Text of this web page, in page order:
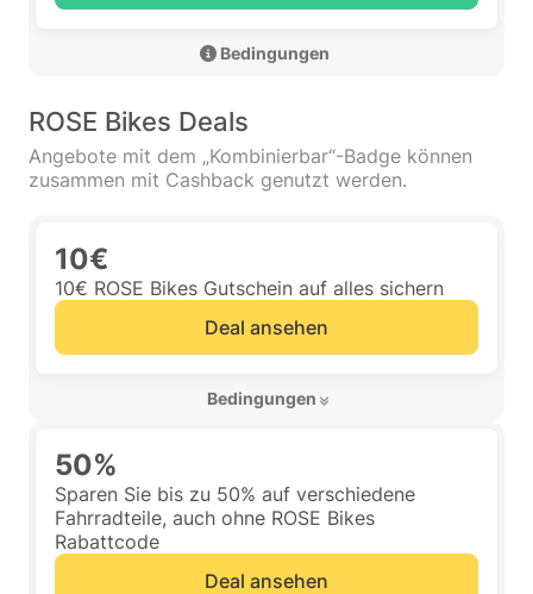
ROSE Bikes Deals
Angebote mit dem „Kombinierbar“-Badge können
zusammen mit Cashback genutzt werden.
10€
10€ ROSE Bikes Gutschein auf alles sichern
Deal ansehen
Bedingungen
50%
Sparen Sie bis zu 50% auf verschiedene
Fahrradteile, auch ohne ROSE Bikes
Rabattcode
Deal ansehen